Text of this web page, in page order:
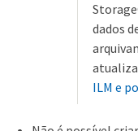
dados
ILM e